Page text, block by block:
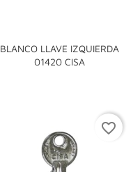
BLANCO LLAVE IZQUIERDA
01420 CISA
favorite_border